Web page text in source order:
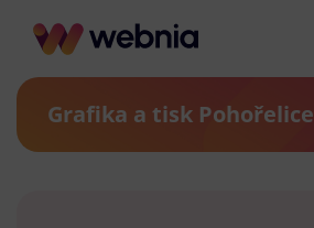
Grafika a tisk Pohořelice